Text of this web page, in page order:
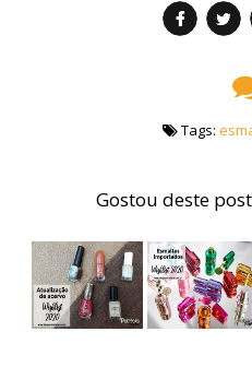
Tags:
Gostou deste